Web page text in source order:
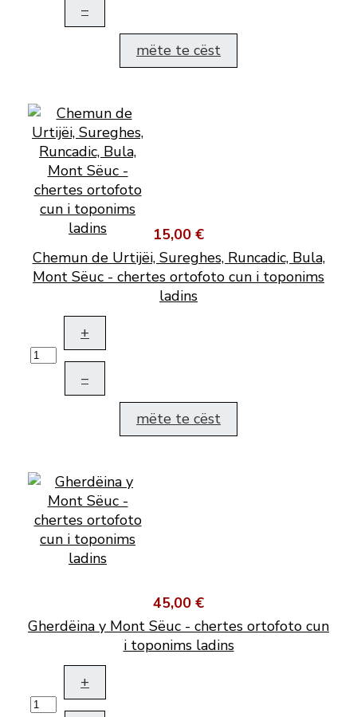
–
mëte te cëst
15,00 €
Chemun de Urtijëi, Sureghes, Runcadic, Bula,
Mont Sëuc - chertes ortofoto cun i toponims
ladins
+
–
mëte te cëst
45,00 €
Gherdëina y Mont Sëuc - chertes ortofoto cun
i toponims ladins
+